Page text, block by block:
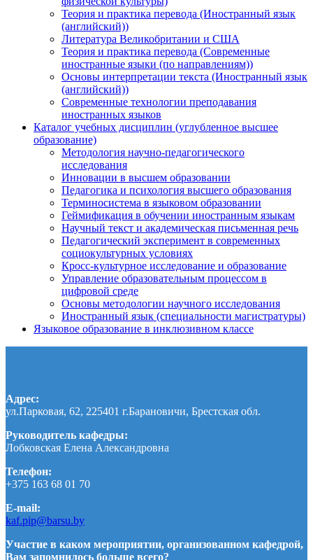
Теория и практика перевода (Иностранный язык
(английский))
Литература Великобритании и США
Теория и практика перевода (Современные
иностранные языки (по направлениям))
Основы интерпретации текста (Иностранный язык
(английский))
Современные технологии преподавания
иностранных языков
Каталог учебных дисциплин (углубленное высшее
образование)
Методология научно-педагогического
исследования
Инновации в высшем образовании
Педагогика и психология высшего образования
Терминосистема в языковом образовании
Геймификация в обучении иностранным языкам
Научный текст и академическая письменная речь
Педагогический эксперимент в современных
социокультурных условиях
Кросс-культурное исследование и образование
Управление образовательным процессом в
цифровой среде
Основы методологии научного исследования
Иностранный язык (специальности магистратуры)
Языковое образование в инклюзивном классе
Адрес:
ул.Парковая, 62, 225401 г.Барановичи, Брестская обл.
Руководитель кафедры:
Лобковская Елена Александровна
Телефон:
+375 163 68 01 70
E-mail:
kaf.pip@barsu.by
Участие в каком мероприятии, организованном кафедрой,
Вам запомнилось больше всего?